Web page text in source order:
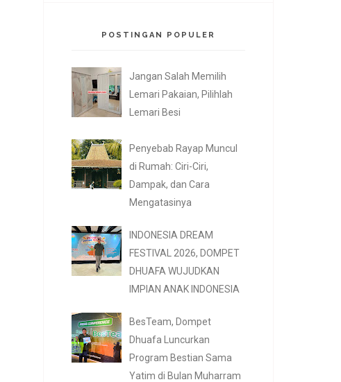
POSTINGAN POPULER
Jangan Salah Memilih
Lemari Pakaian, Pilihlah
Lemari Besi
Penyebab Rayap Muncul
di Rumah: Ciri-Ciri,
Dampak, dan Cara
Mengatasinya
INDONESIA DREAM
FESTIVAL 2026, DOMPET
DHUAFA WUJUDKAN
IMPIAN ANAK INDONESIA
BesTeam, Dompet
Dhuafa Luncurkan
Program Bestian Sama
Yatim di Bulan Muharram